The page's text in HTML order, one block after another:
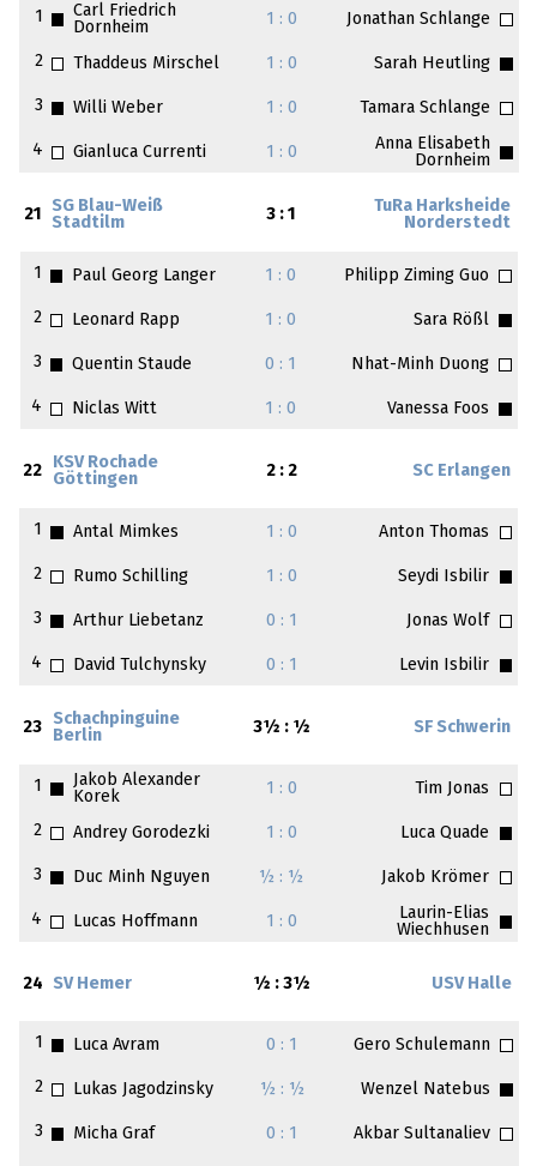
1
Carl Friedrich
Dornheim
1 : 0 Jonathan Schlange
2 Thaddeus Mirschel 1 : 0 Sarah Heutling
3 Willi Weber 1 : 0 Tamara Schlange
4 Gianluca Currenti 1 : 0
Anna Elisabeth
Dornheim
21
SG Blau-Weiß
Stadtilm
3 : 1
TuRa Harksheide
Norderstedt
1 Paul Georg Langer 1 : 0 Philipp Ziming Guo
2 Leonard Rapp 1 : 0 Sara Rößl
3 Quentin Staude 0 : 1 Nhat-Minh Duong
4 Niclas Witt 1 : 0 Vanessa Foos
22
KSV Rochade
Göttingen
2 : 2 SC Erlangen
1 Antal Mimkes 1 : 0 Anton Thomas
2 Rumo Schilling 1 : 0 Seydi Isbilir
3 Arthur Liebetanz 0 : 1 Jonas Wolf
4 David Tulchynsky 0 : 1 Levin Isbilir
23
Schachpinguine
Berlin
3½ : ½ SF Schwerin
1
Jakob Alexander
Korek
1 : 0 Tim Jonas
2 Andrey Gorodezki 1 : 0 Luca Quade
3 Duc Minh Nguyen ½ : ½ Jakob Krömer
4 Lucas Hoffmann 1 : 0
Laurin-Elias
Wiechhusen
24 SV Hemer ½ : 3½ USV Halle
1 Luca Avram 0 : 1 Gero Schulemann
2 Lukas Jagodzinsky ½ : ½ Wenzel Natebus
3 Micha Graf 0 : 1 Akbar Sultanaliev